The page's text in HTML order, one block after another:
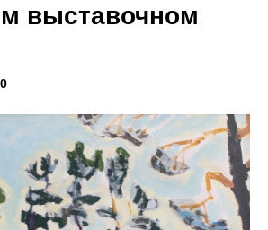
выставочном